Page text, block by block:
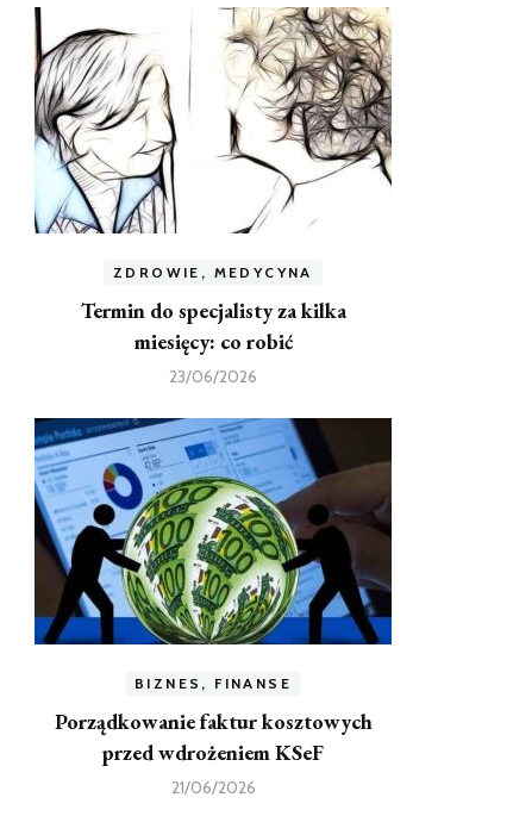
ZDROWIE, MEDYCYNA
Termin do specjalisty za kilka
miesięcy: co robić
23/06/2026
BIZNES, FINANSE
Porządkowanie faktur kosztowych
przed wdrożeniem KSeF
21/06/2026